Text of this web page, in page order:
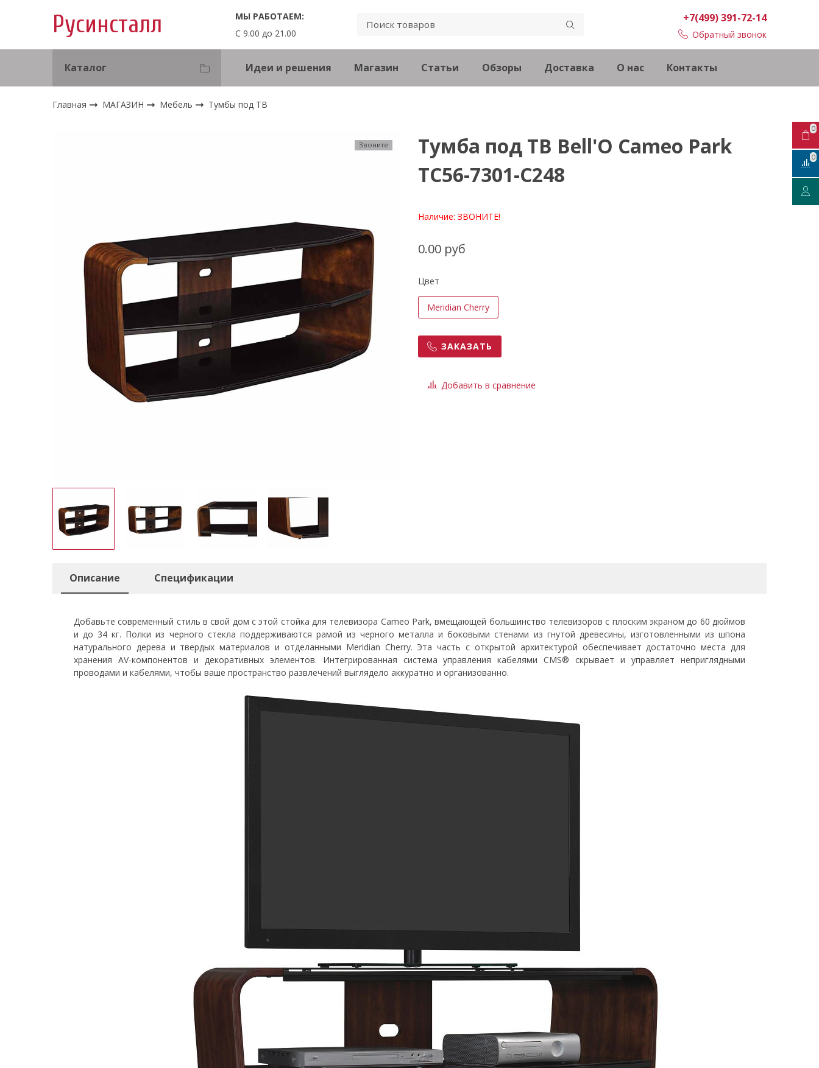
Русинсталл
МЫ РАБОТАЕМ:
С 9.00 до 21.00
+7(499) 391-72-14
Обратный звонок
Каталог Идеи и решения Магазин Статьи Обзоры Доставка О нас Контакты
Главная МАГАЗИН Мебель Тумбы под ТВ
Звоните
Тумба под ТВ Bell'O Cameo Park
TC56-7301-C248
Наличие:ЗВОНИТЕ!
0.00 руб
Цвет
Meridian Cherry
ЗАКАЗАТЬ
Добавить в сравнение
Описание Спецификации
Добавьте современный стиль в свой дом с этой стойка для телевизора Cameo Park, вмещающей большинство телевизоров с плоским экраном до 60 дюймов
и до 34 кг. Полки из черного стекла поддерживаются рамой из черного металла и боковыми стенами из гнутой древесины, изготовленными из шпона
натурального дерева и твердых материалов и отделанными Meridian Cherry. Эта часть с открытой архитектурой обеспечивает достаточно места для
хранения AV-компонентов и декоративных элементов. Интегрированная система управления кабелями CMS® скрывает и управляет неприглядными
проводами и кабелями, чтобы ваше пространство развлечений выглядело аккуратно и организованно.
0
0